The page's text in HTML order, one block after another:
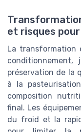
et risques
La transformation
conditionnement,
préservation de la
à la
composition
final. Les
du froid et la